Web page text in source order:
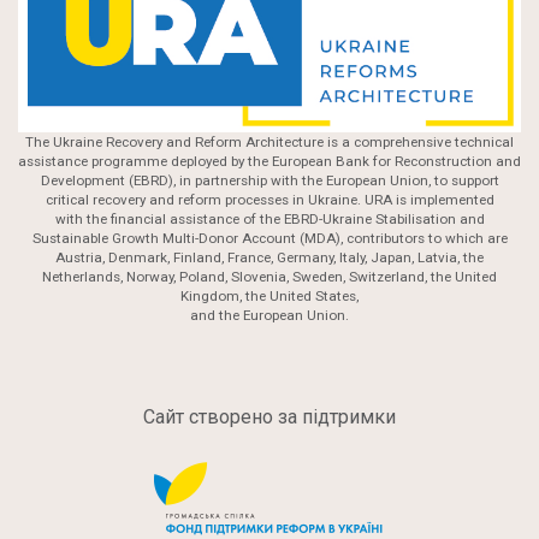
The Ukraine Recovery and Reform Architecture is a comprehensive technical
assistance programme deployed by the European Bank for Reconstruction and
Development (EBRD), in partnership with the European Union, to support
critical recovery and reform processes in Ukraine. URA is implemented
with the financial assistance of the EBRD-Ukraine Stabilisation and
Sustainable Growth Multi-Donor Account (MDA), contributors to which are
Austria, Denmark, Finland, France, Germany, Italy, Japan, Latvia, the
Netherlands, Norway, Poland, Slovenia, Sweden, Switzerland, the United
Kingdom, the United States,
and the European Union.
Сайт створено за підтримки